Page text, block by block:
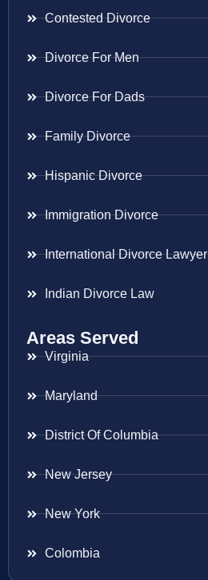
Contested Divorce
Divorce For Men
Divorce For Dads
Family Divorce
Hispanic Divorce
Immigration Divorce
International Divorce Lawyer
Indian Divorce Law
Areas Served
Virginia
Maryland
District Of Columbia
New Jersey
New York
Colombia